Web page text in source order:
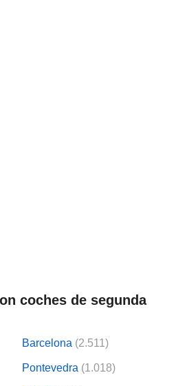
coches de segunda
Barcelona (2.511)
Pontevedra (1.018)